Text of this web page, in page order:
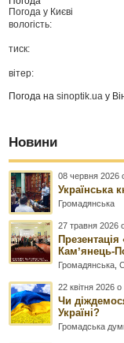
Погода у Києві
вологість:
тиск:
вітер:
Погода наsinoptik.ua у
Новини
08 червня 2026
Українська
Громадянська
27 травня 2026
Презентація
Камʼянець-
Громадянська ,
22 квітня 2026
Чи
Україні?
Громадська